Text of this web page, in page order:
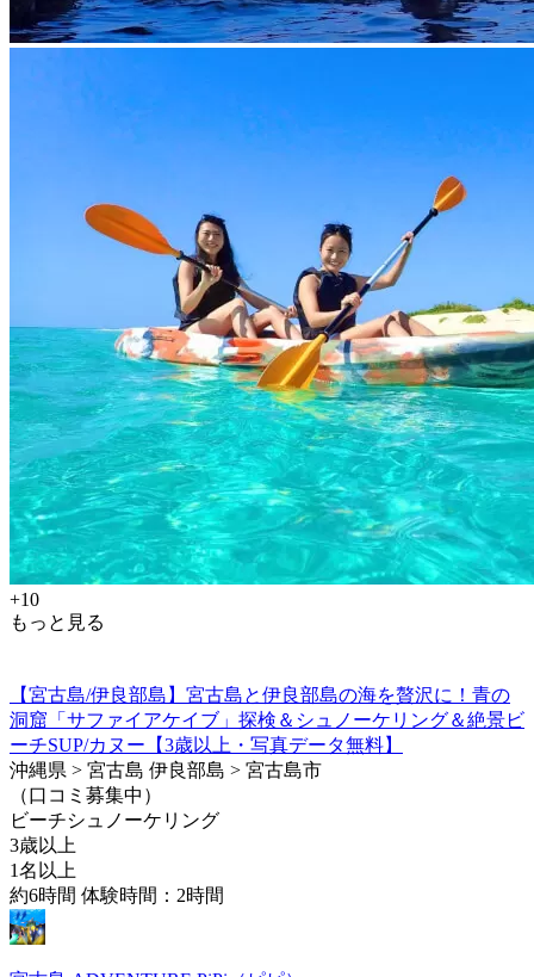
+10
もっと見る
【宮古島/伊良部島】宮古島と伊良部島の海を贅沢に！青の
洞窟「サファイアケイブ」探検＆シュノーケリング＆絶景ビ
ーチSUP/カヌー【3歳以上・写真データ無料】
沖縄県 > 宮古島 伊良部島 > 宮古島市
（口コミ募集中）
ビーチシュノーケリング
3歳以上
1名以上
約6時間 体験時間：2時間